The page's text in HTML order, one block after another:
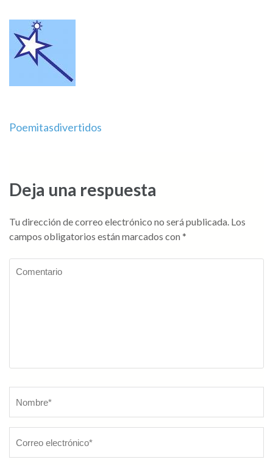
Navegación
entradas
Poemitasdivertidos
Deja una respuesta
Tu dirección de correo electrónico no será publicada. Los
campos obligatorios están marcados con *